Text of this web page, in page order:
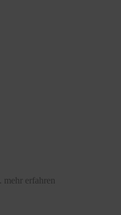
mehr erfahren